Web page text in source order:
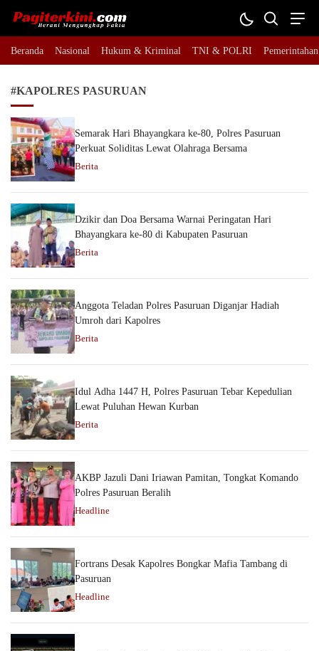
Pagiterkini.com
Berani Mengungkap Fakta
Beranda Nasional Hukum & Kriminal TNI & POLRI Pemerintahan
#KAPOLRES PASURUAN
Semarak Hari Bhayangkara ke-80, Polres Pasuruan
Perkuat Soliditas Lewat Olahraga Bersama
Berita
Dzikir dan Doa Bersama Warnai Peringatan Hari
Bhayangkara ke-80 di Kabupaten Pasuruan
Berita
Anggota Teladan Polres Pasuruan Diganjar Hadiah
Umroh dari Kapolres
Berita
Idul Adha 1447 H, Polres Pasuruan Tebar Kepedulian
Lewat Puluhan Hewan Kurban
Berita
AKBP Jazuli Dani Iriawan Pamitan, Tongkat Komando
Polres Pasuruan Beralih
Headline
Fortrans Desak Kapolres Bongkar Mafia Tambang di
Pasuruan
Headline